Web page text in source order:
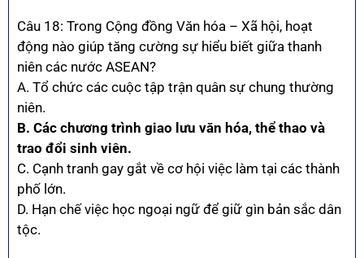
Câu 18: Trong Cộng đồng Văn hóa – Xã hội, hoạt
động nào giúp tăng cường sự hiểu biết giữa thanh
niên các nước ASEAN?
A. Tổ chức các cuộc tập trận quân sự chung thường
niên.
B. Các chương trình giao lưu văn hóa, thể thao và
trao đổi sinh viên.
C. Cạnh tranh gay gắt về cơ hội việc làm tại các thành
phố lớn.
D. Hạn chế việc học ngoại ngữ để giữ gìn bản sắc dân
tộc.